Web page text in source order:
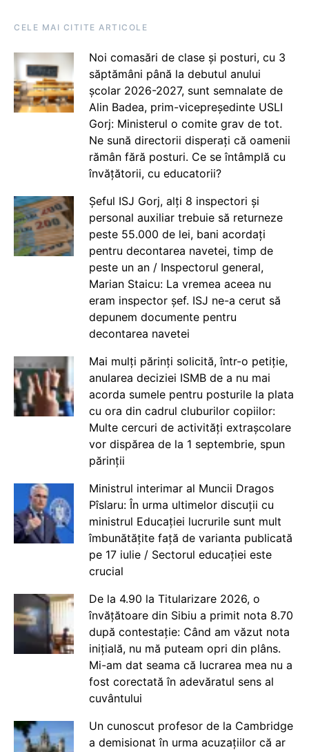
CELE MAI CITITE ARTICOLE
Noi comasări de clase și posturi, cu 3
săptămâni până la debutul anului
școlar 2026-2027, sunt semnalate de
Alin Badea, prim-vicepreședinte USLI
Gorj: Ministerul o comite grav de tot.
Ne sună directorii disperați că oamenii
rămân fără posturi. Ce se întâmplă cu
învățătorii, cu educatorii?
Șeful ISJ Gorj, alți 8 inspectori și
personal auxiliar trebuie să returneze
peste 55.000 de lei, bani acordați
pentru decontarea navetei, timp de
peste un an / Inspectorul general,
Marian Staicu: La vremea aceea nu
eram inspector șef. ISJ ne-a cerut să
depunem documente pentru
decontarea navetei
Mai mulți părinți solicită, într-o petiție,
anularea deciziei ISMB de a nu mai
acorda sumele pentru posturile la plata
cu ora din cadrul cluburilor copiilor:
Multe cercuri de activități extrașcolare
vor dispărea de la 1 septembrie, spun
părinții
Ministrul interimar al Muncii Dragos
Pîslaru: În urma ultimelor discuții cu
ministrul Educației lucrurile sunt mult
îmbunătățite față de varianta publicată
pe 17 iulie / Sectorul educației este
crucial
De la 4.90 la Titularizare 2026, o
învățătoare din Sibiu a primit nota 8.70
după contestație: Când am văzut nota
inițială, nu mă puteam opri din plâns.
Mi-am dat seama că lucrarea mea nu a
fost corectată în adevăratul sens al
cuvântului
Un cunoscut profesor de la Cambridge
a demisionat în urma acuzațiilor că ar